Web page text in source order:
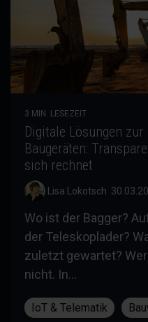
3 MIN. LESEZEIT
Digitale Lösungen
Baugeräten:
sich rechnet
Lisa Lokotsch
Wo ist der Bagger?
der Teleskoplader?
zuletzt gewartet?
nicht. In...
IoT & Telematik